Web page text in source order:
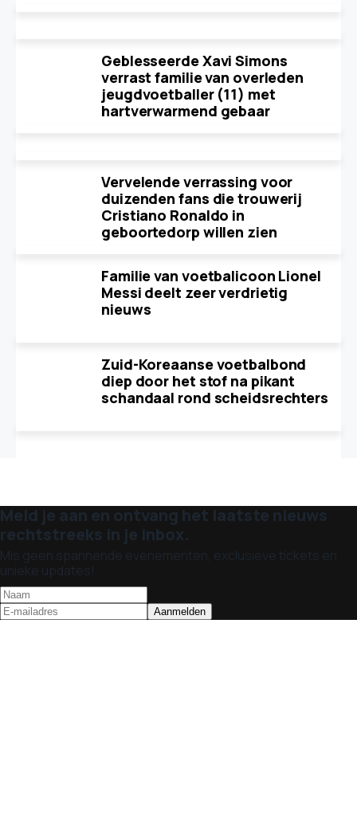
Geblesseerde Xavi Simons
verrast familie van overleden
jeugdvoetballer (11) met
hartverwarmend gebaar
Vervelende verrassing voor
duizenden fans die trouwerij
Cristiano Ronaldo in
geboortedorp willen zien
Familie van voetbalicoon Lionel
Messi deelt zeer verdrietig
nieuws
Zuid-Koreaanse voetbalbond
diep door het stof na pikant
schandaal rond scheidsrechters
Meld je aan en ontvang het laatste nieuws
rechtstreeks in je inbox.
Mis geen spannende evenementen, exclusieve tickets en
unieke updates!